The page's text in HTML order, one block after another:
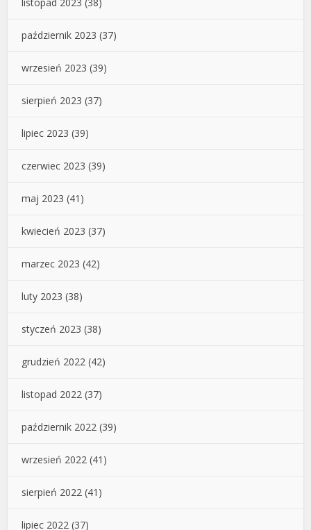
październik 2023 (37)
wrzesień 2023 (39)
sierpień 2023 (37)
lipiec 2023 (39)
czerwiec 2023 (39)
maj 2023 (41)
kwiecień 2023 (37)
marzec 2023 (42)
luty 2023 (38)
styczeń 2023 (38)
grudzień 2022 (42)
listopad 2022 (37)
październik 2022 (39)
wrzesień 2022 (41)
sierpień 2022 (41)
lipiec 2022 (37)